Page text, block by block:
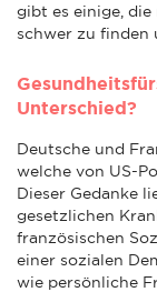
gibt es einige, die
schwer zu finden
Unterschied?
Deutsche und
welche von US-
Dieser Gedanke
gesetzlichen
französischen
einer sozialen
wie persönliche